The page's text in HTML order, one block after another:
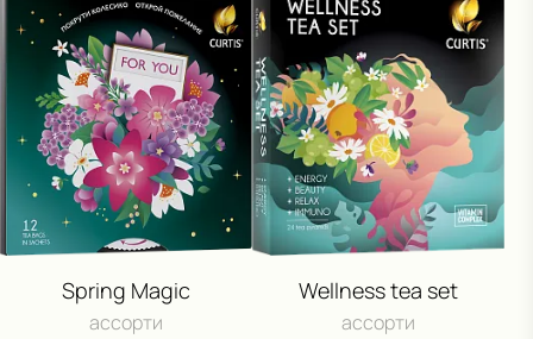
Spring Magic
ассорти
Wellness tea set
ассорти
Сроки акции: с 1 августа 2025 по 15 мая 2026. Подробнее: click.ru/3EJHAe